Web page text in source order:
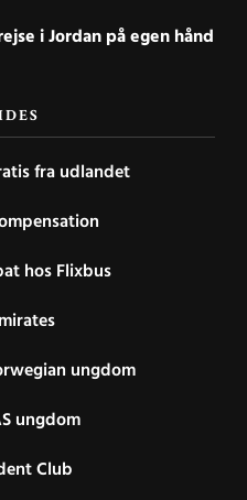
i Jordan på egen hånd
fra udlandet
hos Flixbus
ungdom
ungdom
Club